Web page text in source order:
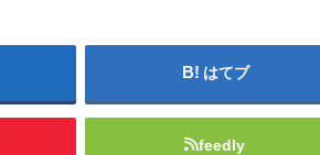
はてブ
feedly